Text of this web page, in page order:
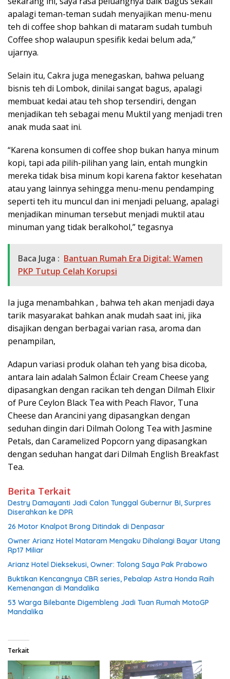
apalagi teman-teman sudah menyajikan menu-menu
teh di coffee shop bahkan di mataram sudah tumbuh
Coffee shop walaupun spesifik kedai belum ada,”
ujarnya.
Selain itu, Cakra juga menegaskan, bahwa peluang
bisnis teh di Lombok, dinilai sangat bagus, apalagi
membuat kedai atau teh shop tersendiri, dengan
menjadikan teh sebagai menu Muktil yang menjadi tren
anak muda saat ini.
“Karena konsumen di coffee shop bukan hanya minum
kopi, tapi ada pilih-pilihan yang lain, entah mungkin
mereka tidak bisa minum kopi karena faktor kesehatan
atau yang lainnya sehingga menu-menu pendamping
seperti teh itu muncul dan ini menjadi peluang, apalagi
menjadikan minuman tersebut menjadi muktil atau
minuman yang tidak beralkohol,” tegasnya
Baca Juga : Bantuan Rumah Era Digital: Wamen
PKP Tutup Celah Korupsi
Ia juga menambahkan , bahwa teh akan menjadi daya
tarik masyarakat bahkan anak mudah saat ini, jika
disajikan dengan berbagai varian rasa, aroma dan
penampilan,
Adapun variasi produk olahan teh yang bisa dicoba,
antara lain adalah Salmon Éclair Cream Cheese yang
dipasangkan dengan racikan teh dengan Dilmah Elixir
of Pure Ceylon Black Tea with Peach Flavor, Tuna
Cheese dan Arancini yang dipasangkan dengan
seduhan dingin dari Dilmah Oolong Tea with Jasmine
Petals, dan Caramelized Popcorn yang dipasangkan
dengan seduhan hangat dari Dilmah English Breakfast
Tea.
Berita Terkait
Destry Damayanti Jadi Calon Tunggal Gubernur BI, Surpres
Diserahkan ke DPR
26 Motor Knalpot Brong Ditindak di Denpasar
Owner Arianz Hotel Mataram Mengaku Dihalangi Bayar Utang
Rp17 Miliar
Arianz Hotel Dieksekusi, Owner: Tolong Saya Pak Prabowo
Buktikan Kencangnya CBR series, Pebalap Astra Honda Raih
Kemenangan di Mandalika
53 Warga Bilebante Digembleng Jadi Tuan Rumah MotoGP
Mandalika
Terkait